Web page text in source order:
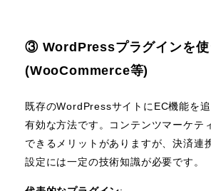
③ WordPressプラグインを使
(WooCommerce等)
既存のWordPressサイトにEC機能を
有効な方法です。コンテンツマーケテ
できるメリットがありますが、決済連
設定には一定の技術知識が必要です。